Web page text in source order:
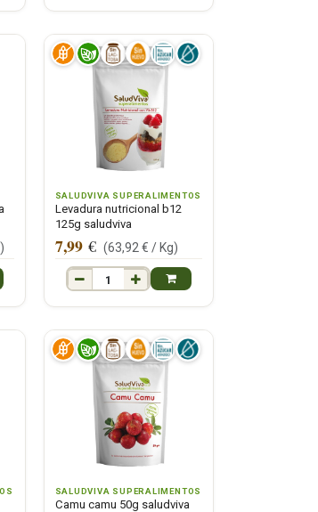
)
SALUDVIVA SUPERALIMENTOS
Levadura nutricional b12
125g saludviva
7,99€ (63,92 € / Kg)
SALUDVIVA SUPERALIMENTOS
Camu camu 50g saludviva